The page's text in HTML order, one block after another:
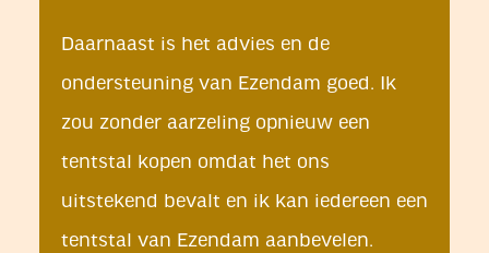
Daarnaast is het advies en de
ondersteuning van Ezendam goed. Ik
zou zonder aarzeling opnieuw een
tentstal kopen omdat het ons
uitstekend bevalt en ik kan iedereen een
tentstal van Ezendam aanbevelen.